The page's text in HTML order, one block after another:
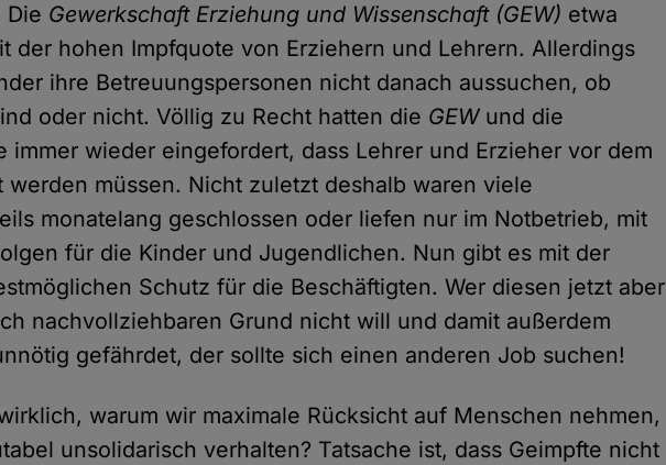
Die Gewerkschaft Erziehung und Wissenschaft (GEW) etwa
der hohen Impfquote von Erziehern und Lehrern. Allerdings
ihre Betreuungspersonen nicht danach aussuchen, ob
oder nicht. Völlig zu Recht hatten die GEWund die
immer wieder eingefordert, dass Lehrer und Erzieher vor dem
werden müssen. Nicht zuletzt deshalb waren viele
monatelang geschlossen oder liefen nur im Notbetrieb, mit
für die Kinder und Jugendlichen. Nun gibt es mit der
Schutz für die Beschäftigten. Wer diesen jetzt aber
nachvollziehbaren Grund nicht will und damit außerdem
gefährdet, der sollte sich einen anderen Job suchen!
warum wir maximale Rücksicht auf Menschen nehmen,
unsolidarisch verhalten? Tatsache ist, dass Geimpfte nicht